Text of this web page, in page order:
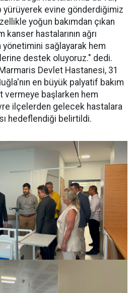
yürüyerek evine gönderdiğimiz
yoğun bakımdan çıkan
hastalarının ağrı
sağlayarak hem
destek oluyoruz." dedi.
Devlet Hastanesi, 31
en büyük palyatif bakım
vermeye başlarken hem
ilçelerden gelecek hastalara
hedeflendiği belirtildi.